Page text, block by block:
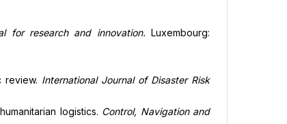
for research and innovation. Luxembourg:
review. International Journal of Disaster Risk
logistics. Control, Navigation and